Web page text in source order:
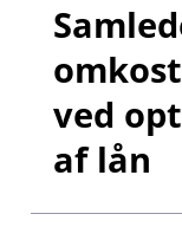
ved
af lån